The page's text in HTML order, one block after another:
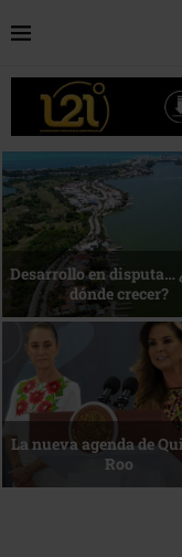
Bottega, un viaje
mesa
Reconocimiento de